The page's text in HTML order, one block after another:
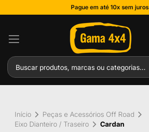
Pague em até 10x sem juros
Início
Peças e Acessórios Off Road
Eixo Dianteiro / Traseiro
Cardan